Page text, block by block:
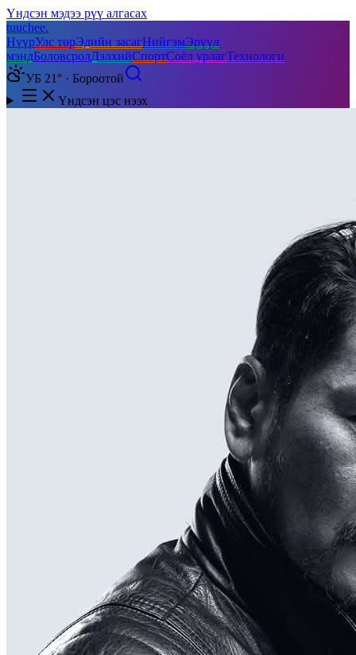
Үндсэн мэдээ рүү алгасах
tuuchee.
НүүрУлс төрЭдийн засагНийгэмЭрүүл
мэндБоловсролДэлхийСпортСоёл урлагТехнологи
УБ 21° · Бороотой
Үндсэн цэс нээх